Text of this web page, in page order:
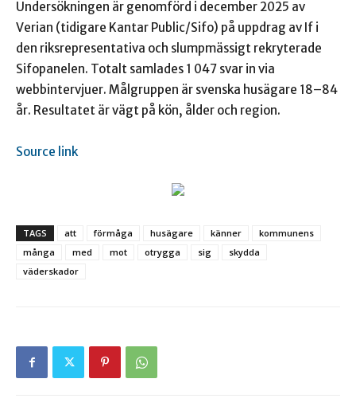
Undersökningen är genomförd i december 2025 av
Verian (tidigare Kantar Public/Sifo) på uppdrag av If i
den riksrepresentativa och slumpmässigt rekryterade
Sifopanelen. Totalt samlades 1 047 svar in via
webbintervjuer. Målgruppen är svenska husägare 18–84
år. Resultatet är vägt på kön, ålder och region.
Source link
TAGS att förmåga husägare känner
kommunens
många
med mot otrygga sig
skydda
väderskador